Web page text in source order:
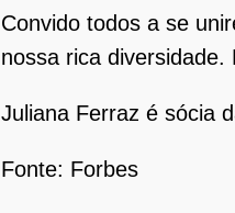
Convido todos a se
nossa rica
Juliana Ferraz é sócia
Fonte: Forbes